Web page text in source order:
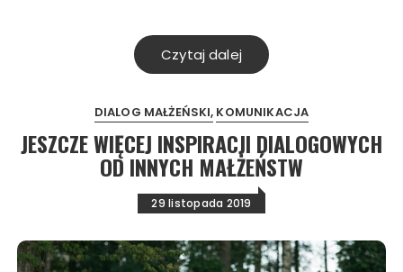
Czytaj dalej
DIALOG MAŁŻEŃSKI KOMUNIKACJA
JESZCZE WIĘCEJ INSPIRACJI DIALOGOWYCH
OD INNYCH MAŁŻEŃSTW
29 listopada 2019